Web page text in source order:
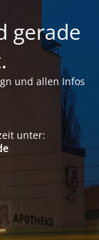
gerade
und allen Infos
unter: